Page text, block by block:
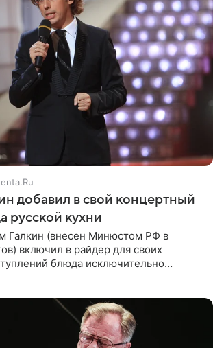
добавил в свой концертный
русской кухни
Галкин (внесен Минюстом РФ в
включил в райдер для своих
блюда исключительно